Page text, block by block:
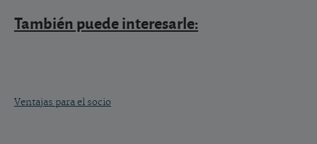
También puede interesarle:
Ventajas para el socio